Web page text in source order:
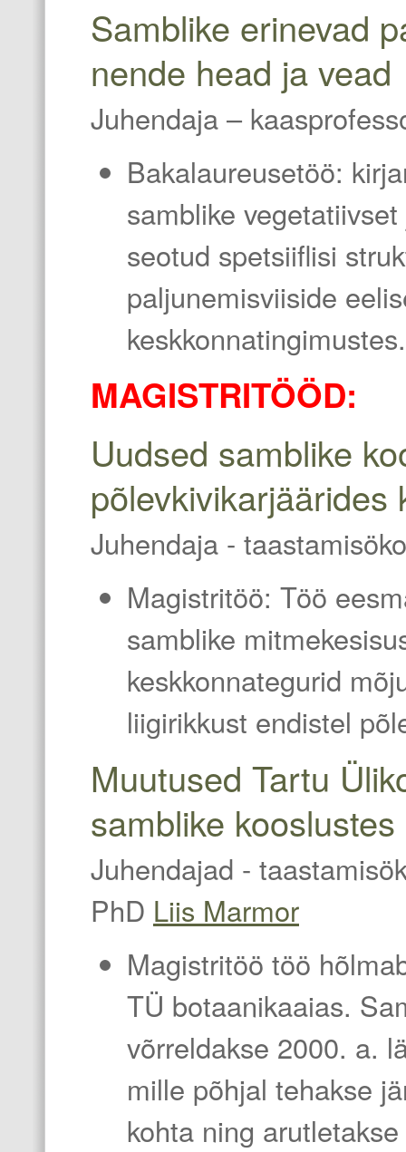
Samblike erinevad
nende head ja vead
Juhendaja –
Bakalaureusetöö:
samblike
seotud spetsiiflisi
paljunemisviiside
keskkonnatingimustes.
MAGISTRITÖÖD:
Uudsed samblike
põlevkivikarjäärides
Juhendaja -
Magistritöö: Töö
samblike
keskkonnategurid
liigirikkust endistel
Muutused Tartu
samblike kooslustes
Juhendajad -
PhD Liis Marmor
Magistritöö töö
TÜ botaanikaaias.
võrreldakse 2000. a.
mille põhjal tehakse
kohta ning